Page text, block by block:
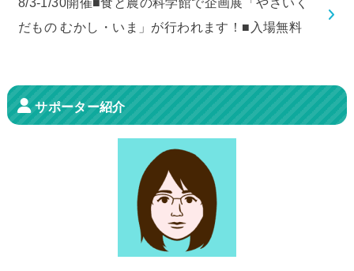
だもの むかし・いま」が行われます！■入場無料
サポーター紹介